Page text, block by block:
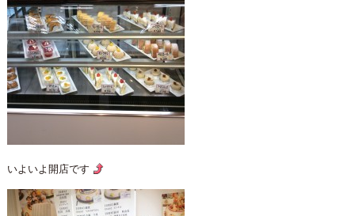
いよいよ開店です